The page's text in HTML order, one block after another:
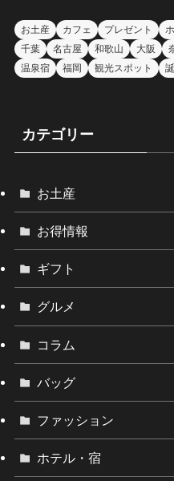
お土産 カフェ プレゼント
千葉
名古屋 和歌山 大阪
温泉宿
福岡 観光スポット
カテゴリー
お土産
お得情報
ギフト
グルメ
コラム
バッグ
ファッション
ホテル・宿